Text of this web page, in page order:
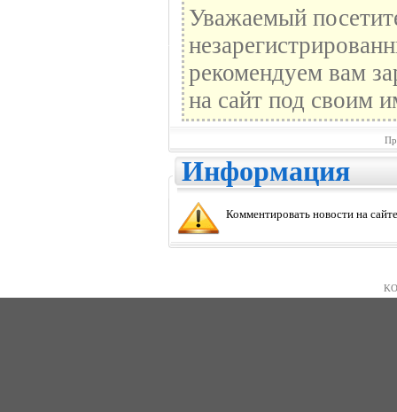
Уважаемый
рекомендуем вам
на сайт под своим
Информация
Комментировать новости на